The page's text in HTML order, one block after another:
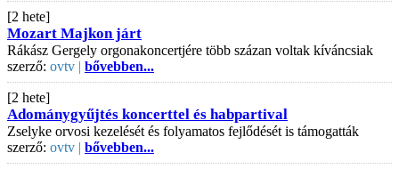
[2 hete]
Mozart Majkon járt
Rákász Gergely orgonakoncertjére több százan voltak kíváncsiak
szerző: ovtv | bővebben...
[2 hete]
Adománygyűjtés koncerttel és habpartival
Zselyke orvosi kezelését és folyamatos fejlődését is támogatták
szerző: ovtv | bővebben...